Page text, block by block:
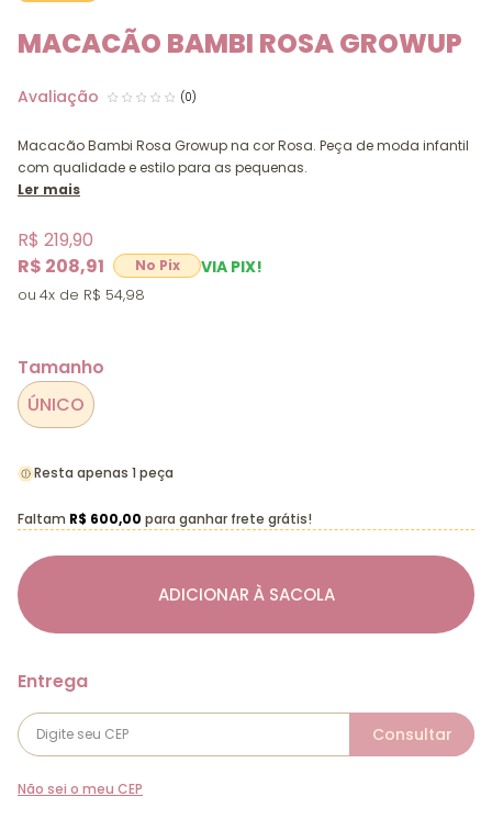
MACACÃO BAMBI ROSA GROWUP
(0)
Macacão Bambi Rosa Growup na cor Rosa. Peça de moda infantil
com qualidade e estilo para as pequenas.
Ler mais
R$ 208,91 VIA PIX!
R$ 219,90
4x R$ 54,98
Tamanho
ÚNICO
ADICIONAR À SACOLA
Resta apenas 1 peça
Faltam R$ 600,00 para ganhar frete grátis!
Não sei o meu CEP